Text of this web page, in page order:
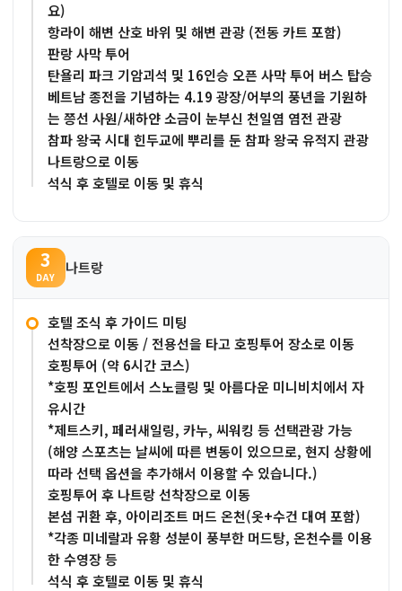
요)
항라이 해변 산호 바위 및 해변 관광 (전동 카트 포함)
판랑 사막 투어
탄욜리 파크 기암괴석 및 16인승 오픈 사막 투어 버스 탑승
베트남 종전을 기념하는 4.19 광장/어부의 풍년을 기원하
는 쯩선 사원/새하얀 소금이 눈부신 천일염 염전 관광
참파 왕국 시대 힌두교에 뿌리를 둔 참파 왕국 유적지 관광
나트랑으로 이동
석식 후 호텔로 이동 및 휴식
3
DAY
나트랑
호텔 조식 후 가이드 미팅
선착장으로 이동 / 전용선을 타고 호핑투어 장소로 이동
호핑투어 (약 6시간 코스)
*호핑 포인트에서 스노클링 및 아름다운 미니비치에서 자
유시간
*제트스키, 페러새일링, 카누, 씨워킹 등 선택관광 가능
(해양 스포츠는 날씨에 따른 변동이 있으므로, 현지 상황에
따라 선택 옵션을 추가해서 이용할 수 있습니다.)
호핑투어 후 나트랑 선착장으로 이동
본섬 귀환 후, 아이리조트 머드 온천(옷+수건 대여 포함)
*각종 미네랄과 유황 성분이 풍부한 머드탕, 온천수를 이용
한 수영장 등
석식 후 호텔로 이동 및 휴식